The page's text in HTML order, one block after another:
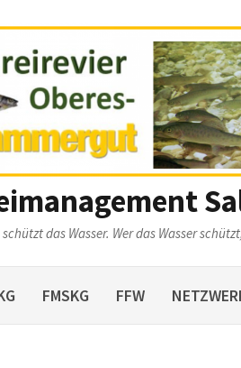
das Wasser. Wer das Wasser
FMSKG FFW